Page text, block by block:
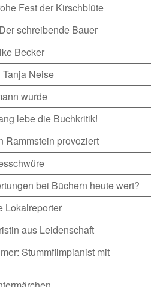
Fest der Kirschblüte
schreibende Bauer
Becker
Tanja Neise
wurde
lebe die Buchkritik!
Rammstein provoziert
bei Büchern heute wert?
Lokalreporter
aus Leidenschaft
Stummfilmpianist mit